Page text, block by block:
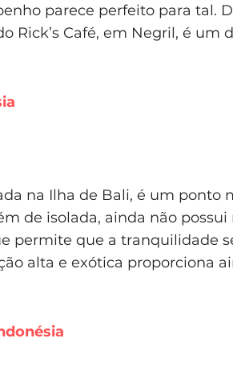
parece perfeito para tal.
Rick’s Café, em Negril, é um
na Ilha de Bali, é um
de isolada, ainda não
permite que a tranquilidade
alta e exótica proporciona